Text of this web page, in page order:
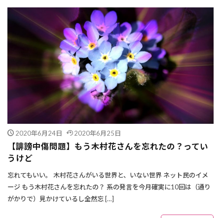
2020年6月24日 2020年6月25日
【誹謗中傷問題】もう木村花さんを忘れたの？ってい
うけど
忘れてもいい。 木村花さんがいる世界と、いない世界 ネット民のイメ
ージ もう木村花さんを忘れたの？ 系の発言を今月確実に10回は（通り
がかりで）見かけているし全然忘 […]